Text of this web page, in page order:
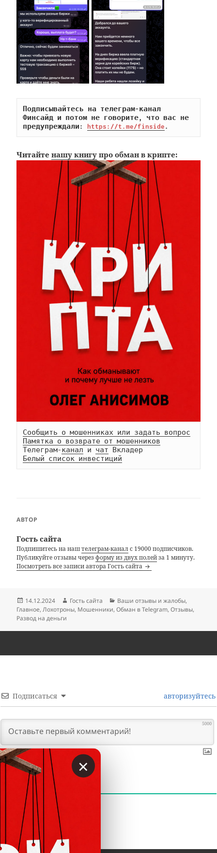
Подписывайтесь на телеграм-канал
Финсайд и потом не говорите, что вас не
предупреждали: https://t.me/finside.
Читайтенашу книгу про обман в крипте:
Сообщить о мошенниках или задать вопрос
Памятка о возврате от мошенников
Телеграм-канал и чат
Белый список инвестиций
АВТОР
Гость сайта
Подпишитесь на наштелеграм-каналс 19000 подписчиков.
Публикуйте отзывы черезформу из двух полейза 1 минуту.
Посмотреть все записи автора Гость сайта
Опубликовано
14.12.2024 Автор
Гость сайта Рубрики
Ваши отзывы и жалобы,
Главное,Лохотроны, Мошенники,Обман в Telegram,Отзывы,
Развод на деньги
Подписаться авторизуйтесь
5000
КОММЕНТАРИИ
×